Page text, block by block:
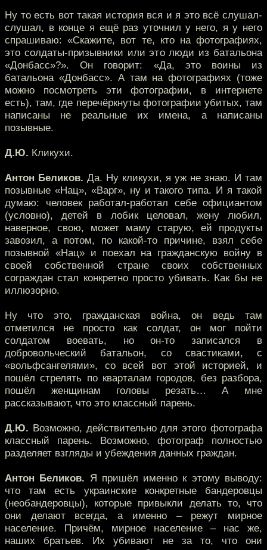
Ну то есть вот такая история вся и я это всё слушал-
слушал, в конце я ещё раз уточнил у него, я у него
спрашиваю: «Скажите, вот те, кто на фотографиях,
это солдаты-призывники или это люди из батальона
«Донбасс»?». Он говорит: «Да, это воины из
батальона «Донбасс». А там на фотографиях (тоже
можно посмотреть эти фотографии, в интернете
есть), там, где перечёркнуты фотографии убитых, там
написаны не реальные их имена, а написаны
позывные.
Д.Ю. Кликухи.
Антон Беликов. Да. Ну кликухи, я уж не знаю. И там
позывные «Нац», «Варг», ну и такого типа. И я такой
думаю: человек работал-работал себе официантом
(условно), детей в лобик целовал, жену любил,
наверное, свою, может маму старую, ей продукты
завозил, а потом, по какой-то причине, взял себе
позывной «Нац» и поехал на гражданскую войну в
своей собственной стране своих собственных
сограждан стал конкретно просто убивать. Как бы не
иллюзорно.
Ну что это, гражданская война, он ведь там
отметился не просто как солдат, он мог пойти
солдатом воевать, но он-то записался в
добровольческий батальон, со свастиками, с
«вольфсангелями», со всей вот этой историей, и
пошёл стрелять по кварталам городов, без разбора,
пошёл женщинам головы резать… А мне
рассказывают, что это классный парень.
Д.Ю. Возможно, действительно для этого фотографа
классный парень. Возможно, фотограф полностью
разделяет взгляды и убеждения данных граждан.
Антон Беликов. Я пришёл именно к этому выводу:
что там есть украинские конкретные бандеровцы
(необандеровцы), которые привыкли делать то, что
они делают всегда, а именно – режут мирное
население. Причём, мирное население – нас же,
наших братьев. Их убивают не за то, что они